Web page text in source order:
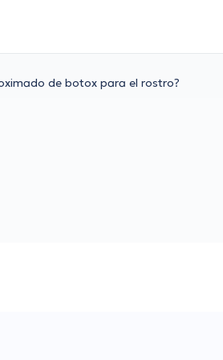
de botox para el rostro?